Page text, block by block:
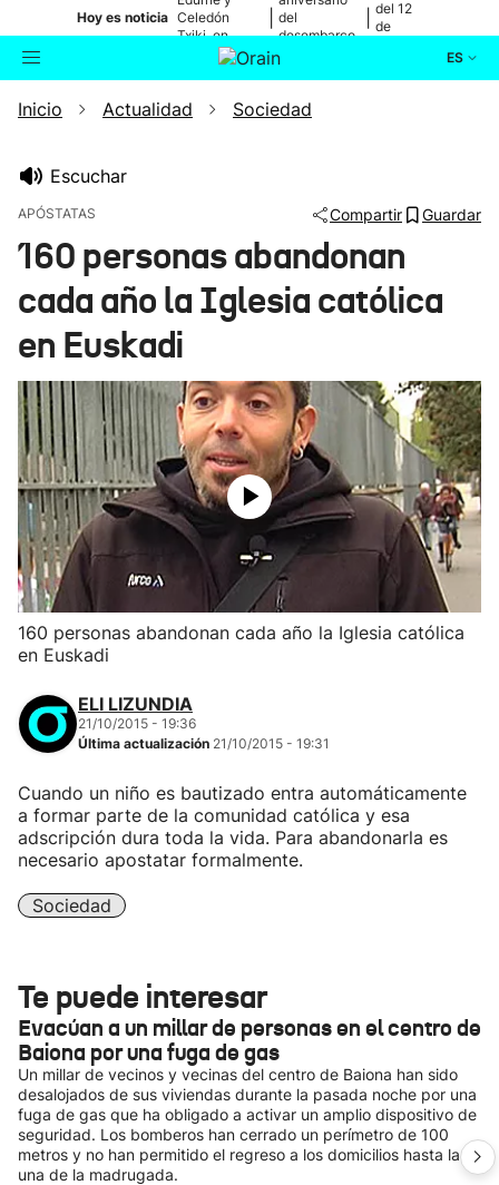
Hoy es noticia Celedón
Txiki, en
directo
del
desembarco
de Elkano
del 12
de
ES
Buscador Actualidad
Ikusmiran
Inicio Actualidad Sociedad
Escuchar
APÓSTATAS Compartir Guardar
160 personas abandonan
cada año la Iglesia católica
en Euskadi
160 personas abandonan cada año la Iglesia católica
en Euskadi
ELI LIZUNDIA
21/10/2015 - 19:36
Última actualización 21/10/2015 - 19:31
Cuando un niño es bautizado entra automáticamente
a formar parte de la comunidad católica y esa
adscripción dura toda la vida. Para abandonarla es
necesario apostatar formalmente.
Sociedad
Te puede interesar
Evacúan a un millar de personas en el centro de
Baiona por una fuga de gas
Un millar de vecinos y vecinas del centro de Baiona han sido
desalojados de sus viviendas durante la pasada noche por una
fuga de gas que ha obligado a activar un amplio dispositivo de
seguridad. Los bomberos han cerrado un perímetro de 100
metros y no han permitido el regreso a los domicilios hasta la
una de la madrugada.